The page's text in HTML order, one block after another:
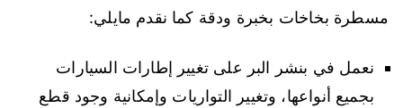
مسطرة بخاخات بخبرة ودقة كما نقدم مايلي:
نعمل في بنشر البر على تغيير إطارات السيارات
بجميع أنواعها، وتغيير التواريات وإمكانية وجود قطع